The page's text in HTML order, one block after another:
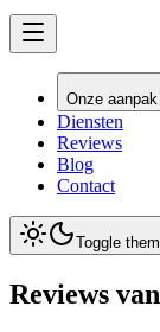
Onze aanpak
Diensten
Reviews
Blog
Contact
Toggle
Reviews